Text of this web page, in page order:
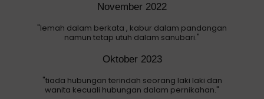
November 2022
"lemah dalam berkata , kabur dalam pandangan
namun tetap utuh dalam sanubari."
Oktober 2023
"tiada hubungan terindah seorang laki laki dan
wanita kecuali hubungan dalam pernikahan."